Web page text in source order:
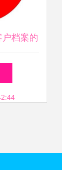
档案的